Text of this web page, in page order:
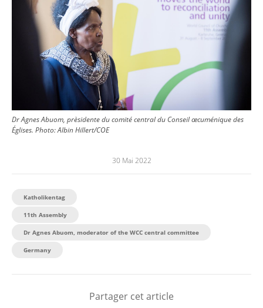
Dr Agnes Abuom, prèsidente du comité central du Conseil œcuménique des
Églises. Photo:Albin Hillert/COE
30 Mai 2022
Katholikentag
11th Assembly
Dr Agnes Abuom, moderator of the WCC central committee
Germany
Partager cet article